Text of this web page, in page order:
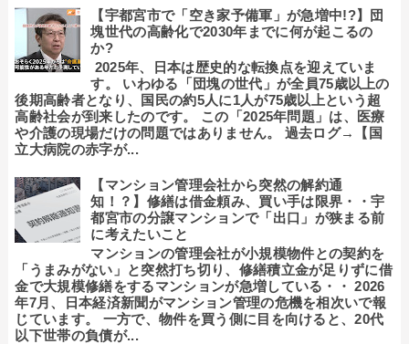
【宇都宮市で「空き家予備軍」が急増中!?】団
塊世代の高齢化で2030年までに何が起こるの
か?
2025年、日本は歴史的な転換点を迎えていま
す。 いわゆる「団塊の世代」が全員75歳以上の
後期高齢者となり、国民の約5人に1人が75歳以上という超
高齢社会が到来したのです。 この「2025年問題」は、医療
や介護の現場だけの問題ではありません。 過去ログ→【国
立大病院の赤字が...
【マンション管理会社から突然の解約通
知！？】修繕は借金頼み、買い手は限界・・宇
都宮市の分譲マンションで「出口」が狭まる前
に考えたいこと
マンションの管理会社が小規模物件との契約を
「うまみがない」と突然打ち切り、修繕積立金が足りずに借
金で大規模修繕をするマンションが急増している・・ 2026
年7月、日本経済新聞がマンション管理の危機を相次いで報
じています。 一方で、物件を買う側に目を向けると、20代
以下世帯の負債が...